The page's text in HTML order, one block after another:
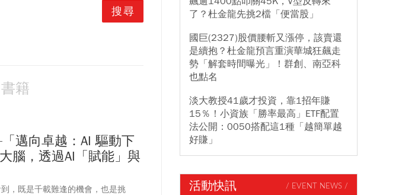
書籍
邁向卓越：AI 驅動下
腦，透過AI「賦能」與
，既是千載難逢的機會，也是挑
了？杜金龍先挑2檔「便當股」
國巨(2327)股價腰斬又漲停，該賣還
是續抱？杜金龍預言重演華城狂飆走
勢「解套時間曝光」！群創、南亞科
也點名
淡大教授41歲才投資，靠1招年賺
15％！小資族「勝率最高」ETF配置
法公開：0050搭配這1種「越簡單越
好賺」
活動快訊 / EVENT NEWS /